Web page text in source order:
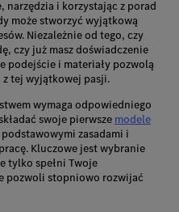
i korzystając z porad
może stworzyć wyjątkową
Niezależnie od tego, czy
czy już masz doświadczenie
podejście i materiały pozwolą
z tej wyjątkowej pasji.
wymaga odpowiedniego
swoje pierwsze modele
zasadami i
Kluczowe jest wybranie
tylko spełni Twoje
pozwoli stopniowo rozwijać